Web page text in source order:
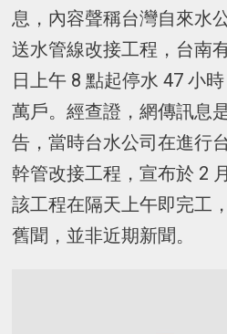
息，內容聲稱台灣自來水
送水管線改接工程，台南
日上午 8 點起停水 47 小
萬戶。經查證，網傳訊息
告，當時台水公司在進行
幹管改接工程，宣布於 2
該工程在隔天上午即完工
舊聞，並非近期新聞。